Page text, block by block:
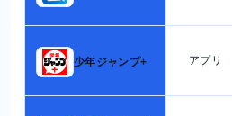
少年ジャンプ+ アプリ